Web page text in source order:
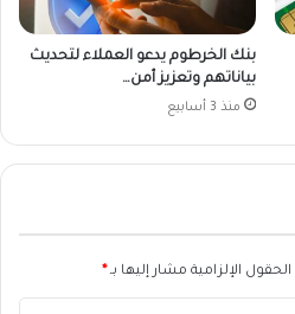
بنك الخرطوم يدعو العملاء لتحديث
بياناتهم وتعزيز أمن…
منذ 3 أسابيع
الحقول الإلزامية مشار إليها بـ *